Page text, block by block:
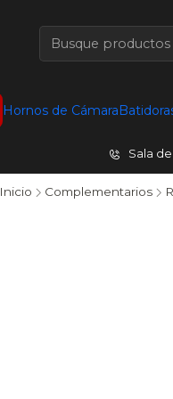
Hornos de Cámara
Sala
Inicio Complementarios